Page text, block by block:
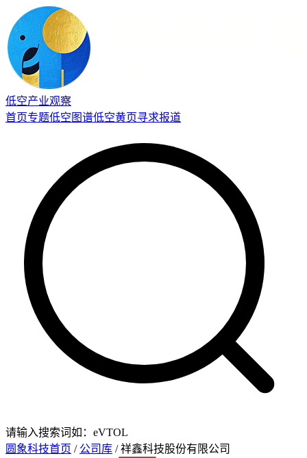
低空产业观察
首页专题低空图谱低空黄页寻求报道
请输入搜索词如：eVTOL
圆象科技首页 / 公司库 / 祥鑫科技股份有限公司